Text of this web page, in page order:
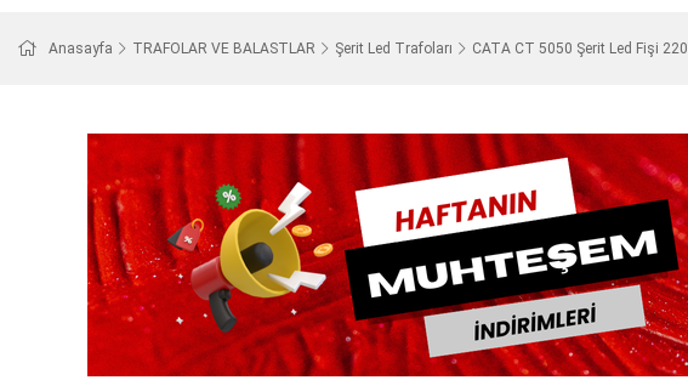
Anasayfa TRAFOLAR VE BALASTLAR Şerit Led Trafoları CATA CT 5050 Şerit Led Fişi